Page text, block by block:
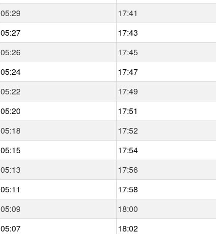
05:29
17:41
05:27
17:43
05:26
17:45
05:24
17:47
05:22
17:49
05:20
17:51
05:18
17:52
05:15
17:54
05:13
17:56
05:11
17:58
05:09
18:00
05:07 18:02